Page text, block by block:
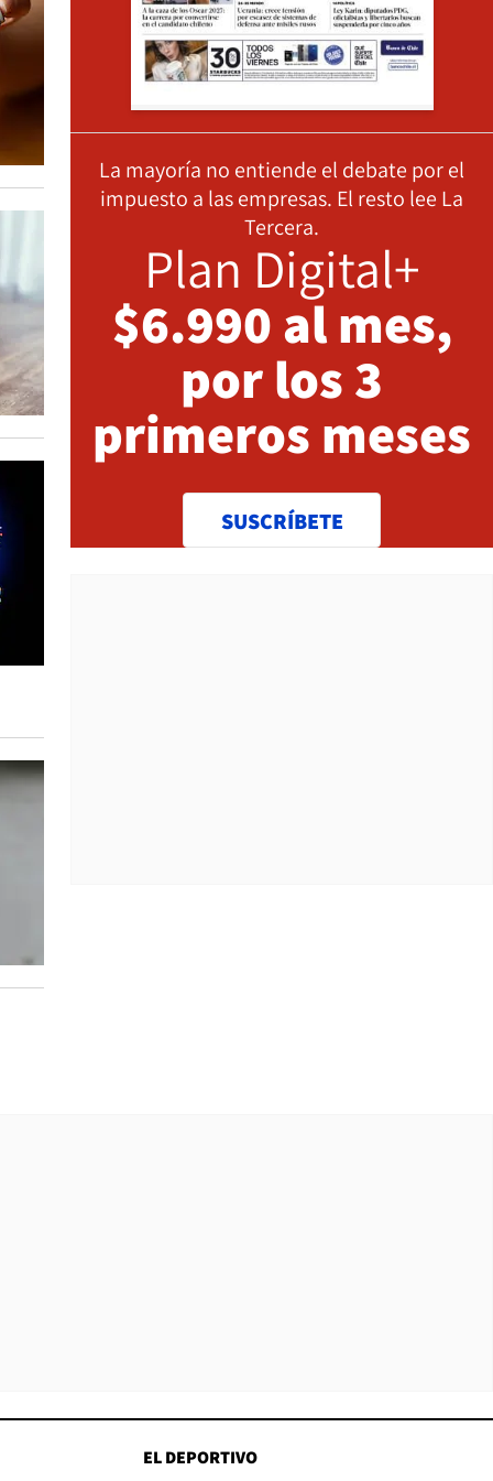
La mayoría no entiende el debate por el
impuesto a las empresas. El resto lee La
Tercera.
Plan Digital+
$6.990 al mes,
por los 3
primeros meses
SUSCRÍBETE
EL DEPORTIVO